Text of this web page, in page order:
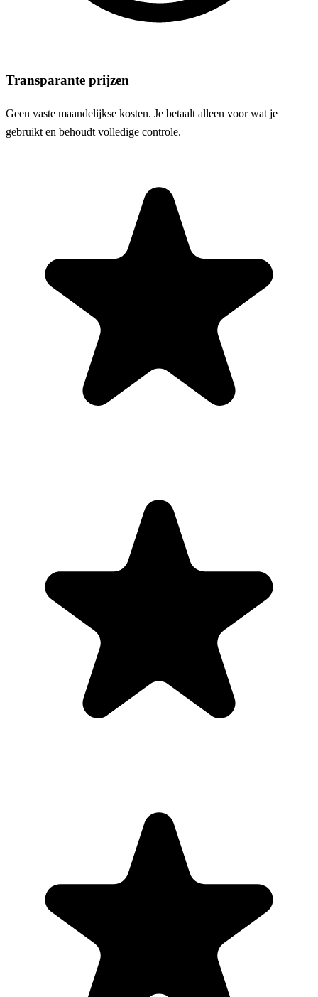
Transparante prijzen
Geen vaste maandelijkse kosten. Je betaalt alleen voor wat je
gebruikt en behoudt volledige controle.